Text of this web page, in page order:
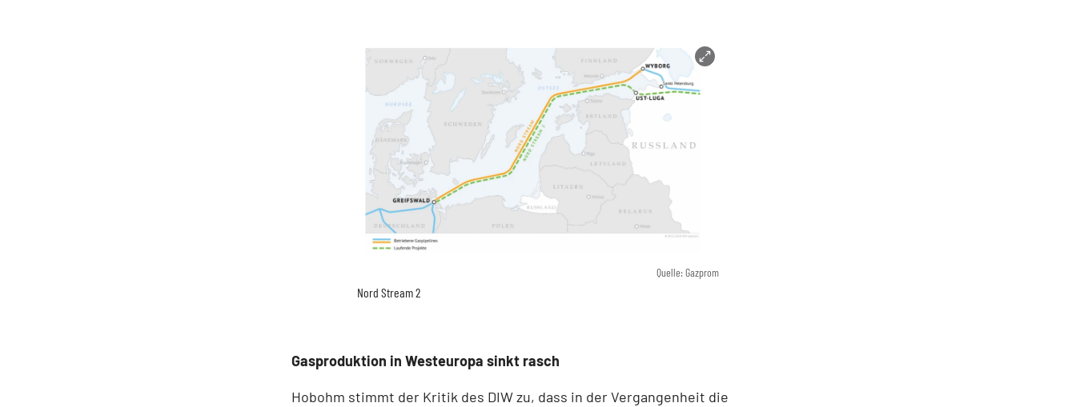
Quelle: Gazprom
Nord Stream 2
Gasproduktion in Westeuropa sinkt rasch
Hobohm stimmt der Kritik des DIW zu, dass in der Vergangenheit die